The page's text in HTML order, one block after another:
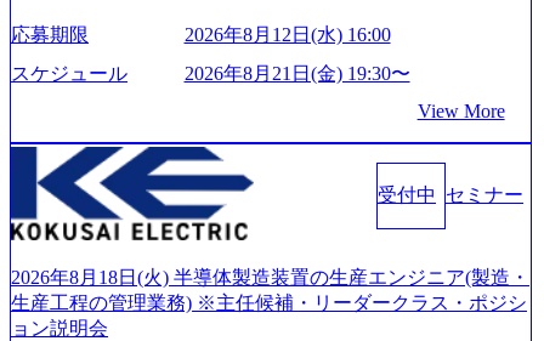
界セミナーを実施しています。 ●前回開催時のアンケート
ージのぼんやりしていた部分が明確になりました」「業界
の全体感や実際に働いていらっしゃる方の体感的なお話を
旅行事業の内容とビジネスモデル/今後の構想・事業展開/入
社後のキャリアパス ・質疑応答(20分) オンライン (Google M
eet) ・営業・マーケティングなど、ビジネスサイドでのキャ
リアを検討されている方 ・転職を具体的に決めてはいない
が、情報収集を進めたい段階の方 ・東京・大阪での勤務を
希望される方
い」という想いの下で立ち上げた新鋭ファーム テクノロジ
ーがビジネスの成功に大きな影響力を持つDX時代におい
て、20年以上にわたってFintech業界を中心に最先端テクノ
つ、あらゆる業種・業界のクライアントの企業価値の最大
化を支援するために、戦略策定、組織改革、人材育成、業
務改善、実行支援などのコンサルティングサービスを一気
通貫で提供するのが特徴（いわゆる総合コンサルティング
ファーム） 社名の由来は”DXエリアにSpir（槍）を指して
ていく”という位置づけ 一昔前は金融が強い企業として認知
されていたが、現在金融の売上割合は全体の3割。現在はTo
C事業を始め、パブリック、製造業、通信、エンタメ、教
応募期限
2026年8月12日(水) 16:00
スケジュール
2026年8月21日(金) 19:30〜
View More
受付中 セミナー
2026年8月18日(火) 半導体製造装置の生産エンジニア(製造・
生産工程の管理業務) ※主任候補・リーダークラス・ポジシ
ョン説明会